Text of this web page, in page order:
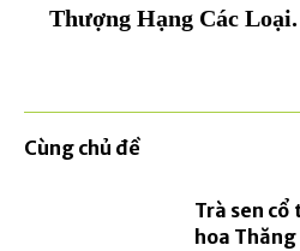
Thượng Hạng Các Loại.
Cùng chủ đề
Trà sen cổ
hoa